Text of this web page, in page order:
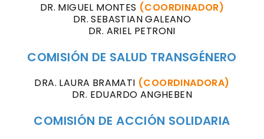
DR. MIGUEL MONTES (COORDINADOR)
DR. SEBASTIAN GALEANO
DR. ARIEL PETRONI
COMISIÓN DE SALUD TRANSGÉNERO
DRA. LAURA BRAMATI (COORDINADORA)
DR. EDUARDO ANGHEBEN
COMISIÓN DE ACCIÓN SOLIDARIA